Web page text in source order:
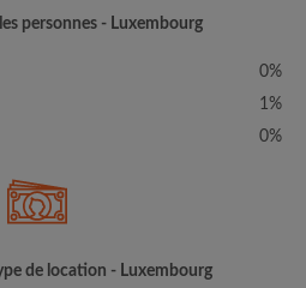
personnes - Luxembourg
0%
1%
0%
de location - Luxembourg